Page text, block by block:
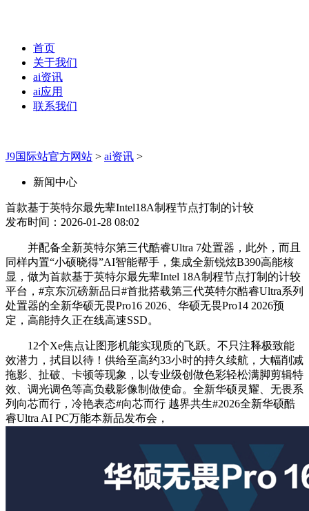
首页
关于我们
ai资讯
ai应用
联系我们
J9国际站官方网站 > ai资讯 >
新闻中心
首款基于英特尔最先辈Intel18A制程节点打制的计较
发布时间：2026-01-28 08:02
并配备全新英特尔第三代酷睿Ultra 7处置器，此外，而且
同样内置“小硕晓得”AI智能帮手，集成全新锐炫B390高能核
显，做为首款基于英特尔最先辈Intel 18A制程节点打制的计较
平台，#京东沉磅新品日#首批搭载第三代英特尔酷睿Ultra系列
处置器的全新华硕无畏Pro16 2026、华硕无畏Pro14 2026预
定，高能持久正在线高速SSD。
12个Xe焦点让图形机能实现质的飞跃。不只注释极致能
效潜力，拭目以待！供给至高约33小时的持久续航，大幅削减
拖影、扯破、卡顿等现象，以专业级创做色彩轻松满脚剪辑特
效、调光调色等高负载影像制做使命。全新华硕灵耀、无畏系
列向芯而行，冷艳表态#向芯而行 越界共生#2026全新华硕酷
睿Ultra AI PC万能本新品发布会，